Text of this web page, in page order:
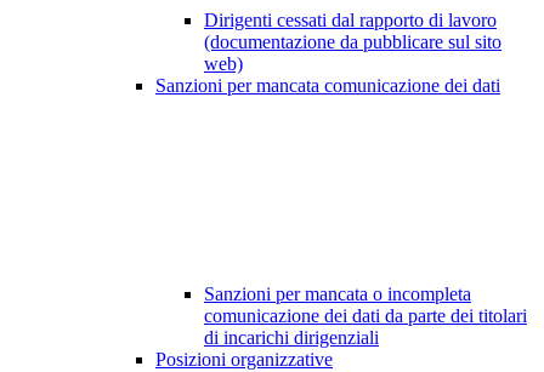
Dirigenti cessati dal rapporto di lavoro
(documentazione da pubblicare sul sito
web)
Sanzioni per mancata comunicazione dei dati
Sanzioni per mancata o incompleta
comunicazione dei dati da parte dei titolari
di incarichi dirigenziali
Posizioni organizzative